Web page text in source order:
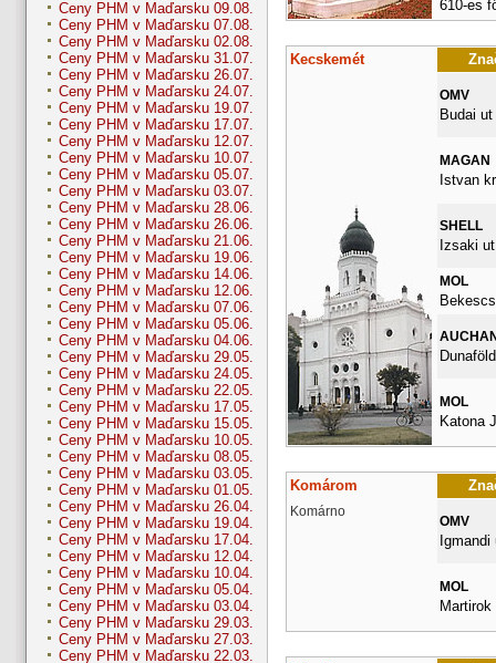
Ceny PHM v Maďarsku 09.08.
Ceny PHM v Maďarsku 07.08.
Ceny PHM v Maďarsku 02.08.
Ceny PHM v Maďarsku 31.07.
Ceny PHM v Maďarsku 26.07.
Ceny PHM v Maďarsku 24.07.
Ceny PHM v Maďarsku 19.07.
Ceny PHM v Maďarsku 17.07.
Ceny PHM v Maďarsku 12.07.
Ceny PHM v Maďarsku 10.07.
Ceny PHM v Maďarsku 05.07.
Ceny PHM v Maďarsku 03.07.
Ceny PHM v Maďarsku 28.06.
Ceny PHM v Maďarsku 26.06.
Ceny PHM v Maďarsku 21.06.
Ceny PHM v Maďarsku 19.06.
Ceny PHM v Maďarsku 14.06.
Ceny PHM v Maďarsku 12.06.
Ceny PHM v Maďarsku 07.06.
Ceny PHM v Maďarsku 05.06.
Ceny PHM v Maďarsku 04.06.
Ceny PHM v Maďarsku 29.05.
Ceny PHM v Maďarsku 24.05.
Ceny PHM v Maďarsku 22.05.
Ceny PHM v Maďarsku 17.05.
Ceny PHM v Maďarsku 15.05.
Ceny PHM v Maďarsku 10.05.
Ceny PHM v Maďarsku 08.05.
Ceny PHM v Maďarsku 03.05.
Ceny PHM v Maďarsku 01.05.
Ceny PHM v Maďarsku 26.04.
Ceny PHM v Maďarsku 19.04.
Ceny PHM v Maďarsku 17.04.
Ceny PHM v Maďarsku 12.04.
Ceny PHM v Maďarsku 10.04.
Ceny PHM v Maďarsku 05.04.
Ceny PHM v Maďarsku 03.04.
Ceny PHM v Maďarsku 29.03.
Ceny PHM v Maďarsku 27.03.
Ceny PHM v Maďarsku 22.03.
610-es
Kecskemét
OMV
Budai ut
MAGAN
Istvan
SHELL
Izsaki
MOL
MOL
Katona
Komárom
Komárno
OMV
Igmandi
MOL
Martirok